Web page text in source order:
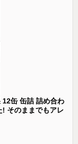
缶 缶詰 詰め合わ
そのままでもアレ